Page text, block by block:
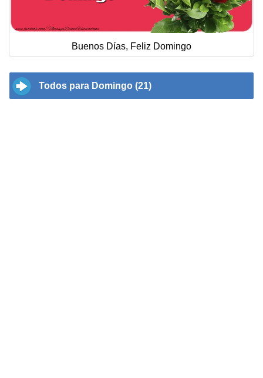
Buenos Días, Feliz Domingo
Todos para Domingo (21)